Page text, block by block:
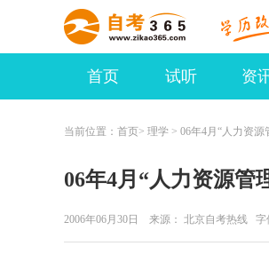
首页 试听 资
当前位置： 首页> 理学 > 06年4月“人力资
06年4月“人力资源管
2006年06月30日 来源： 北京自考热线 字